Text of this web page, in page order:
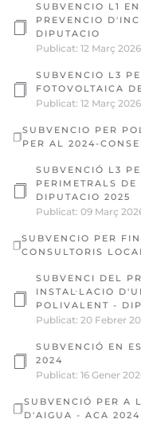
SUBVENCIO L1
PREVENCIO
DIPUTACIO
Publicat: 12 Març 2026
SUBVENCIO L3
FOTOVOLTAICA
Publicat: 12 Març 2026
SUBVENCIO PER
PER AL 2024-
SUBVENCIÓ L3
PERIMETRALS
DIPUTACIO 2025
Publicat: 09 Març
SUBVENCIO PER
CONSULTORIS
SUBVENCI DEL
INSTAL·LACIO
POLIVALENT -
Publicat: 20 Febrer
SUBVENCIÓ EN
2024
Publicat: 16 Gener
SUBVENCIÓ PER A
D'AIGUA - ACA 2024